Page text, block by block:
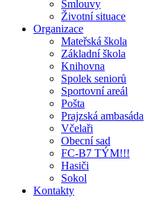
Smlouvy
Životní situace
Organizace
Mateřská škola
Základní škola
Knihovna
Spolek seniorů
Sportovní areál
Pošta
Prajzská ambasáda
Včelaři
Obecní sad
FC-B7 TÝM!!!
Hasiči
Sokol
Kontakty